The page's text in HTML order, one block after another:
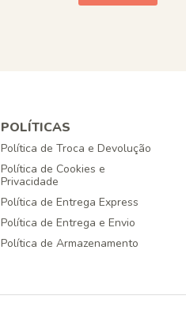
POLÍTICAS
Política de Troca e Devolução
Política de Cookies e
Privacidade
Política de Entrega Express
Política de Entrega e Envio
Política de Armazenamento